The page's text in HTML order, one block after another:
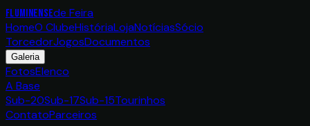
FLUMINENSEde Feira
HomeO ClubeHistóriaLojaNotíciasSócio
TorcedorJogosDocumentos
Galeria
FotosElenco
A Base
Sub-20Sub-17Sub-15Tourinhos
ContatoParceiros